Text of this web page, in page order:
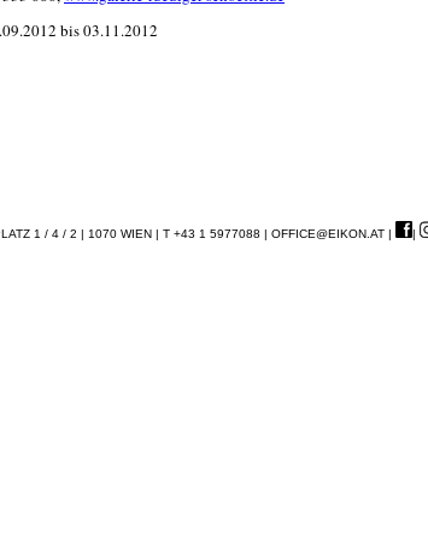
bis 03.11.2012
1 / 4 / 2 | 1070 WIEN | T +43 1 5977088 | OFFICE@EIKON.AT | |